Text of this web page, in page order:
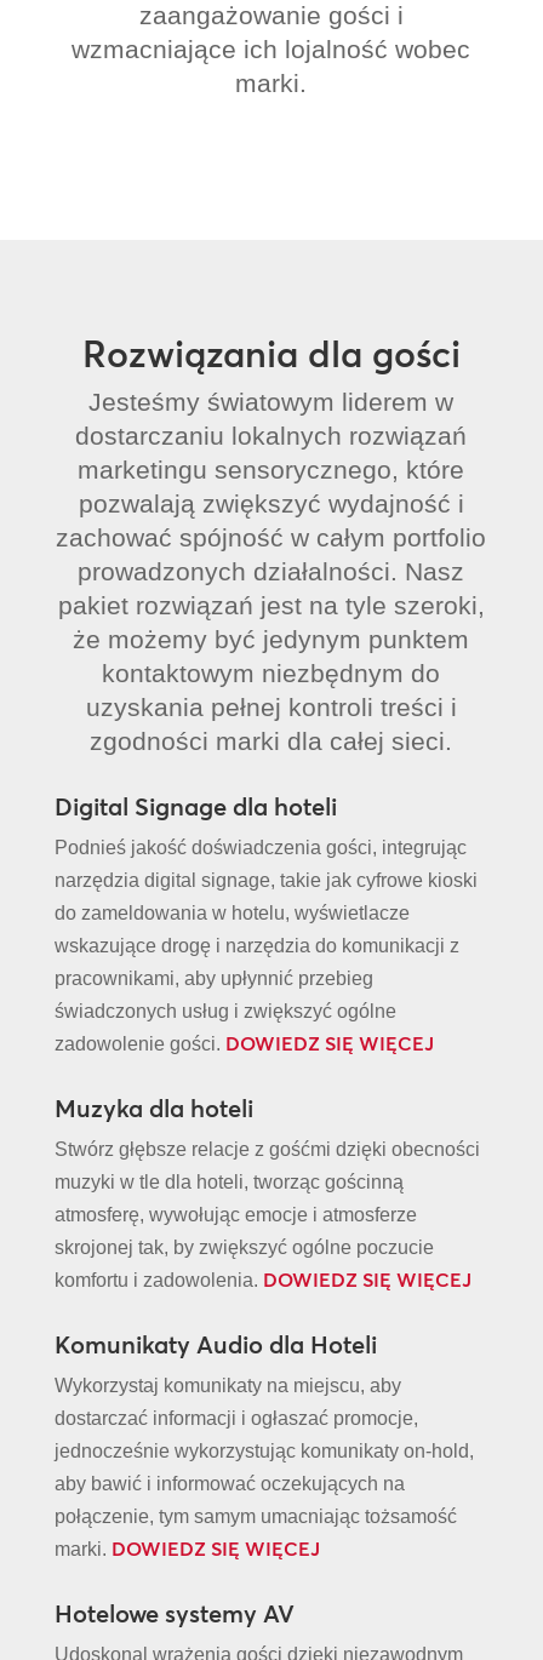
zaangażowanie gości i
wzmacniające ich lojalność wobec
marki.
Rozwiązania dla gości
Jesteśmy światowym liderem w
dostarczaniu lokalnych rozwiązań
marketingu sensorycznego, które
pozwalają zwiększyć wydajność i
zachować spójność w całym portfolio
prowadzonych działalności. Nasz
pakiet rozwiązań jest na tyle szeroki,
że możemy być jedynym punktem
kontaktowym niezbędnym do
uzyskania pełnej kontroli treści i
zgodności marki dla całej sieci.
Digital Signage dla hoteli
Podnieś jakość doświadczenia gości, integrując
narzędzia digital signage, takie jak cyfrowe kioski
do zameldowania w hotelu, wyświetlacze
wskazujące drogę i narzędzia do komunikacji z
pracownikami, aby upłynnić przebieg
świadczonych usług i zwiększyć ogólne
zadowolenie gości. DOWIEDZ SIĘ WIĘCEJ
Muzyka dla hoteli
Stwórz głębsze relacje z gośćmi dzięki obecności
muzyki w tle dla hoteli, tworząc gościnną
atmosferę, wywołując emocje i atmosferze
skrojonej tak, by zwiększyć ogólne poczucie
komfortu i zadowolenia. DOWIEDZ SIĘ WIĘCEJ
Komunikaty Audio dla Hoteli
Wykorzystaj komunikaty na miejscu, aby
dostarczać informacji i ogłaszać promocje,
jednocześnie wykorzystując komunikaty on-hold,
aby bawić i informować oczekujących na
połączenie, tym samym umacniając tożsamość
marki. DOWIEDZ SIĘ WIĘCEJ
Hotelowe systemy AV
Udoskonal wrażenia gości dzięki niezawodnym